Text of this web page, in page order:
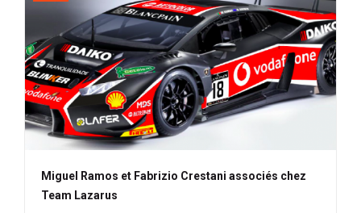
Miguel Ramos et Fabrizio Crestani associés chez
Team Lazarus